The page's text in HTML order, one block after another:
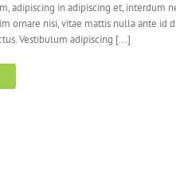
adipiscing in adipiscing et, interdum
ornare nisi, vitae mattis nulla ante id
Vestibulum adipiscing [...]